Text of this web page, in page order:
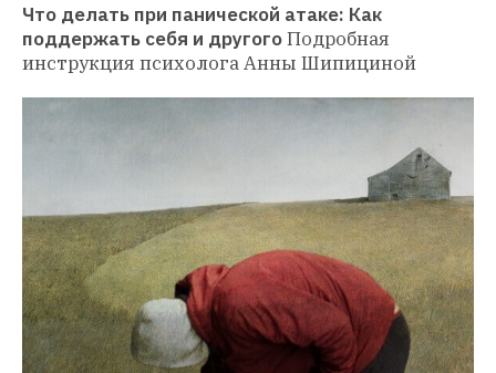
Что делать при панической атаке: Как
поддержать себя и другогоПодробная
инструкция психолога Анны Шипициной